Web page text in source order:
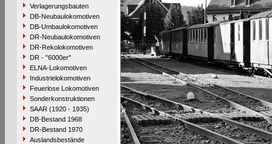
Verlagerungsbauten
DB-Neubaulokomotiven
DB-Umbaulokomotiven
DR-Neubaulokomotiven
DR-Rekolokomotiven
DR - "6000er"
ELNA-Lokomotiven
Industrielokomotiven
Feuerlose Lokomotiven
Sonderkonstruktionen
SAAR (1920 - 1935)
DB-Bestand 1968
DR-Bestand 1970
Auslandsbestände